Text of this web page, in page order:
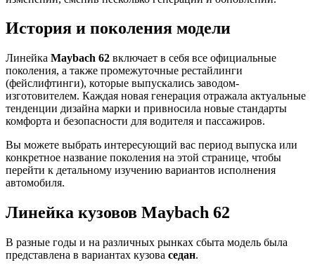
История и поколения модели
Линейка Maybach 62 включает в себя все официальные
поколения, а также промежуточные рестайлинги
(фейслифтинги), которые выпускались заводом-
изготовителем. Каждая новая генерация отражала актуальные
тенденции дизайна марки и привносила новые стандарты
комфорта и безопасности для водителя и пассажиров.
Вы можете выбрать интересующий вас период выпуска или
конкретное название поколения на этой странице, чтобы
перейти к детальному изучению вариантов исполнения
автомобиля.
Линейка кузовов Maybach 62
В разные годы и на различных рынках сбыта модель была
представлена в вариантах кузова седан.